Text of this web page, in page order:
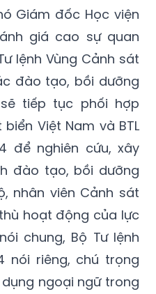
Giám đốc Học viện
giá cao sự quan
lệnh Vùng Cảnh sát
đào tạo, bồi dưỡng
tiếp tục phối hợp
Việt Nam và BTL
để nghiên cứu, xây
đào tạo, bồi dưỡng
nhân viên Cảnh sát
hoạt động của lực
chung, Bộ Tư lệnh
nói riêng, chú trọng
ngoại ngữ trong